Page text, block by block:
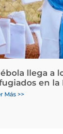
ébola llega a
en la
Más >>